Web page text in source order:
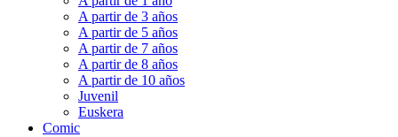
A partir de 3 años
A partir de 5 años
A partir de 7 años
A partir de 8 años
A partir de 10 años
Juvenil
Euskera
Comic